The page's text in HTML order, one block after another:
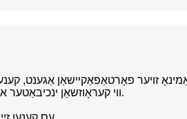
2.Used ווי קעראָוזשאַן ינכיבאַטער און בייאָוקעמיקאַל רייידזשאַנט פֿאַר ילעקטראָופּלאַטינג.